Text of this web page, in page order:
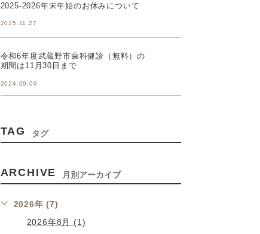
2025-2026年末年始のお休みについて
2025.11.27
令和6年度武蔵野市歯科健診（無料）の
期間は11月30日まで
2024.09.09
TAG タグ
ARCHIVE 月別アーカイブ
2026年 (7)
2026年8月 (1)